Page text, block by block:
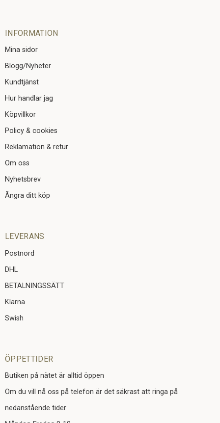
INFORMATION
Mina sidor
Blogg/Nyheter
Kundtjänst
Hur handlar jag
Köpvillkor
Policy & cookies
Reklamation & retur
Om oss
Nyhetsbrev
Ångra ditt köp
LEVERANS
Postnord
DHL
BETALNINGSSÄTT
Klarna
Swish
ÖPPETTIDER
Butiken på nätet är alltid öppen
Om du vill nå oss på telefon är det säkrast att ringa på
nedanstående tider